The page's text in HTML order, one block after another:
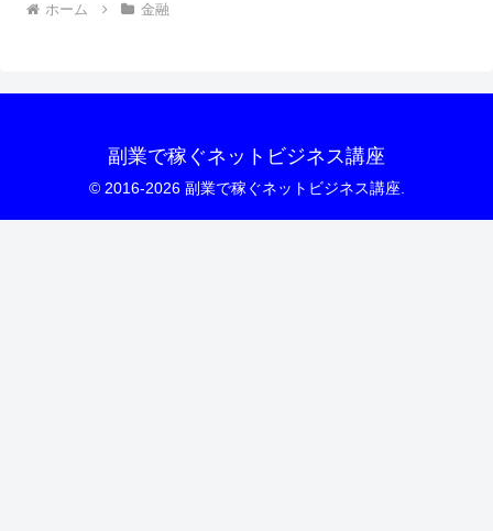
ホーム 金融
副業で稼ぐネットビジネス講座
© 2016-2026 副業で稼ぐネットビジネス講座.